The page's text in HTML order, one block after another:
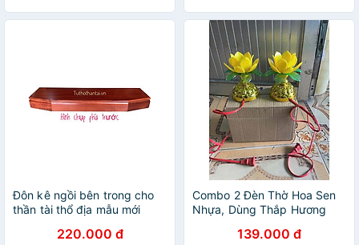
Đôn kê ngồi bên trong cho
thần tài thổ địa mẫu mới
220.000 đ
Combo 2 Đèn Thờ Hoa Sen
Nhựa, Dùng Thắp Hương
139.000 đ